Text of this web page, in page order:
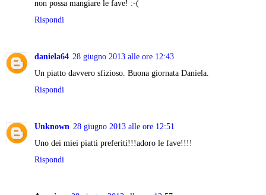
non possa mangiare le fave! :-(
Rispondi
daniela64 28 giugno 2013 alle ore 12:43
Un piatto davvero sfizioso. Buona giornata Daniela.
Rispondi
Unknown 28 giugno 2013 alle ore 12:51
Uno dei miei piatti preferiti!!!adoro le fave!!!!
Rispondi